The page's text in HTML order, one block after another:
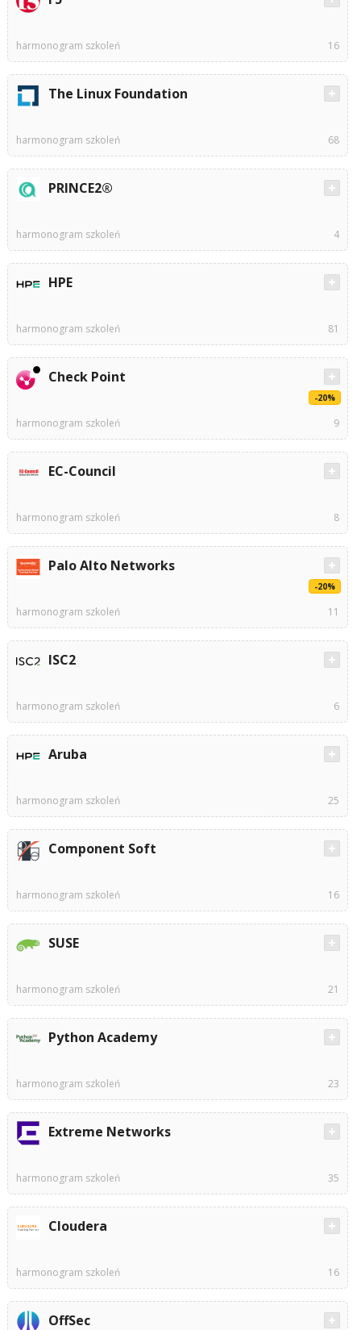
harmonogram szkoleń 16
The Linux Foundation
harmonogram szkoleń 68
PRINCE2®
harmonogram szkoleń 4
HPE
harmonogram szkoleń 81
Check Point
-20%
harmonogram szkoleń 9
EC-Council
harmonogram szkoleń 8
Palo Alto Networks
-20%
harmonogram szkoleń 11
ISC2
harmonogram szkoleń 6
Aruba
harmonogram szkoleń 25
Component Soft
harmonogram szkoleń 16
SUSE
harmonogram szkoleń 21
Python Academy
harmonogram szkoleń 23
Extreme Networks
harmonogram szkoleń 35
Cloudera
harmonogram szkoleń 16
OffSec